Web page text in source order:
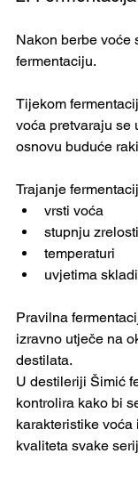
Nakon berbe voće
fermentaciju.
Tijekom
voća pretvaraju se
osnovu buduće
Trajanje
vrsti voća
stupnju
temperaturi
uvjetima
Pravilna
izravno utječe na
destilata.
U destileriji Šimić
kontrolira kako bi
karakteristike
kvaliteta svake